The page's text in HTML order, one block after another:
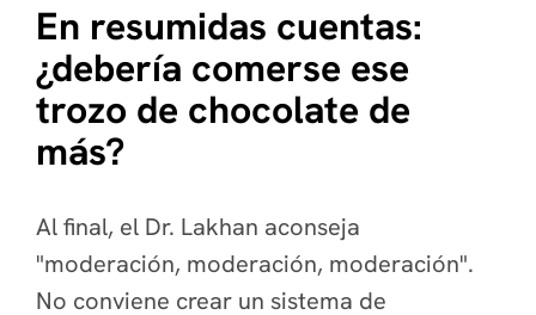
En resumidas cuentas:
¿debería comerse ese
trozo de chocolate de
más?
Al final, el Dr. Lakhan aconseja
"moderación, moderación, moderación".
No conviene crear un sistema de